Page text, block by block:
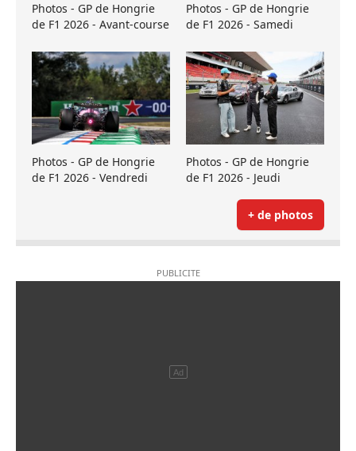
Photos - GP de Hongrie
de F1 2026 - Avant-course
Photos - GP de Hongrie
de F1 2026 - Samedi
Photos - GP de Hongrie
de F1 2026 - Vendredi
Photos - GP de Hongrie
de F1 2026 - Jeudi
+ de photos